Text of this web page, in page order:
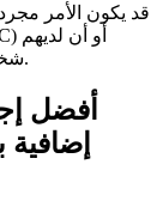
قد يكون الأمر
شخصية سيئة فيما يتعلق بمعاملة المشاركين.
أفضل